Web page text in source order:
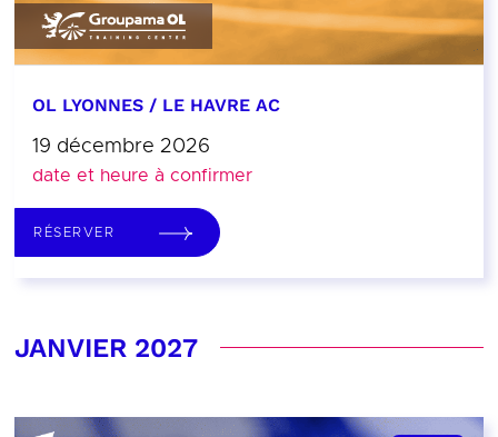
OL LYONNES / LE HAVRE AC
19 décembre 2026
date et heure à confirmer
RÉSERVER
JANVIER 2027